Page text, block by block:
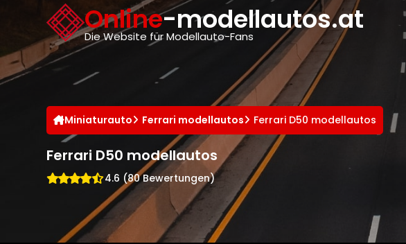
Online-modellautos.at
Die Website für Modellauto-Fans
Miniaturauto Ferrari modellautos Ferrari D50 modellautos
Ferrari D50 modellautos
4.6 (80 Bewertungen)
Cookie-Einstellungen